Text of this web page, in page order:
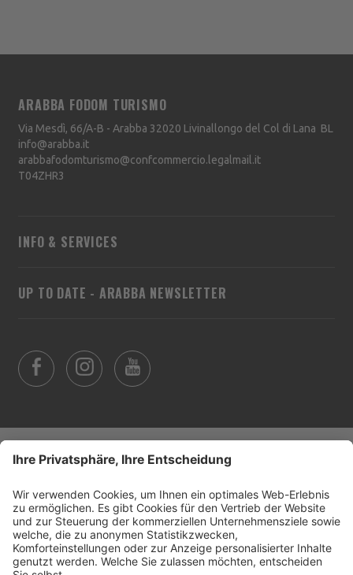
UP TO DATE - ARABBA NEWSLETTER
ARABBA FODOM TURISMO
Via Mesdì, 66/A-B - Arabba 32020 Livinallongo del Col di Lana BL
info@arabba.it
arabbafodomturismo@confcommercio.legalmail.it
T04ZHR3
INFO & SERVICES